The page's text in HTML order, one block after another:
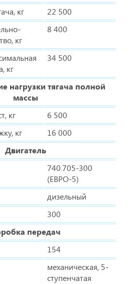
кг
22 500
кг
8 400
кг
34 500
нагрузки тягача полной
массы
кг
6 500
кг
16 000
Двигатель
740.705-300
(ЕВРО-5)
дизельный
300
передач
154
механическая, 5-
ступенчатая